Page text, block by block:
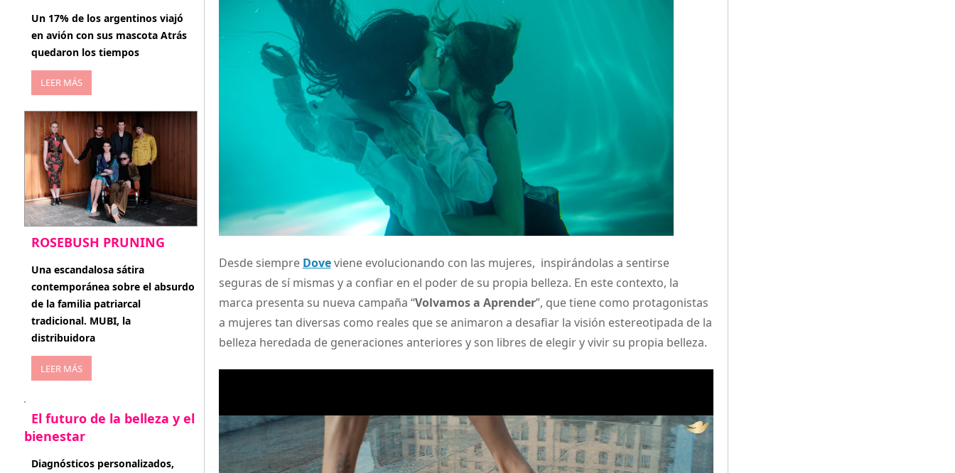
Desde siempre Doveviene evolucionando con las mujeres, inspirándolas a sentirse
seguras de sí mismas y a confiar en el poder de su propia belleza. En este contexto, la
marca presenta su nueva campaña “Volvamos a Aprender”, que tiene como protagonistas
a mujeres tan diversas como reales que se animaron a desafiar la visión estereotipada de la
belleza heredada de generaciones anteriores y son libres de elegir y vivir su propia belleza.
abril 27, 2026
Un 17% de los argentinos viajó
en avión con sus mascota Atrás
quedaron los tiempos
LEER MÁS
ROSEBUSH PRUNING
enero 20, 2026
Una escandalosa sátira
contemporánea sobre el absurdo
de la familia patriarcal
tradicional. MUBI, la
distribuidora
LEER MÁS
El futuro de la belleza y el
bienestar
enero 15, 2026
Diagnósticos personalizados,